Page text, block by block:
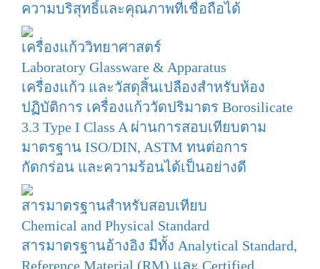
ความบริสุทธิ์และคุณภาพที่เชื่อถือได้
เครื่องแก้ววิทยาศาสตร์
Laboratory Glassware & Apparatus
เครื่องแก้ว และวัสดุสิ้นเปลืองสำหรับห้อง
ปฏิบัติการ เครื่องแก้ววัดปริมาตร Borosilicate
3.3 Type I Class A ผ่านการสอบเทียบตาม
มาตรฐาน ISO/DIN, ASTM ทนต่อการ
กัดกร่อน และความร้อนได้เป็นอย่างดี
สารมาตรฐานสำหรับสอบเทียบ
Chemical and Physical Standard
สารมาตรฐานอ้างอิง มีทั้ง Analytical Standard,
Reference Material (RM) และ Certified